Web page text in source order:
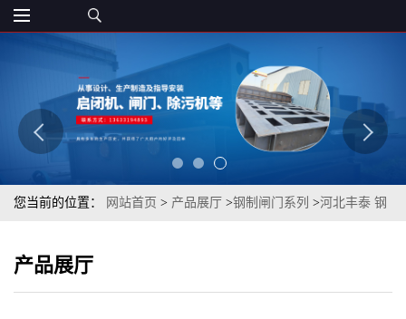
您当前的位置： 网站首页 > 产品展厅 >钢制闸门系列 >河北丰泰 钢
产品展厅